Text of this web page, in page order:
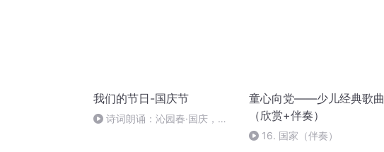
我们的节日-国庆节
诗词朗诵：沁园春·国庆，朗
童心向党——少儿经典歌曲
（欣赏+伴奏）
16. 国家（伴奏）